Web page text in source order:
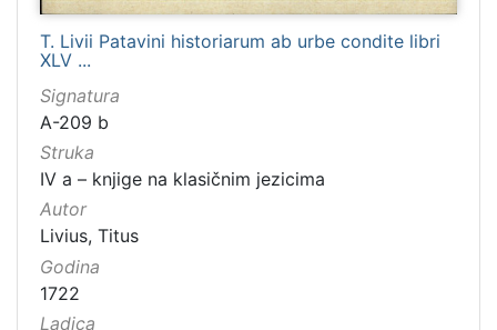
T. Livii Patavini historiarum ab urbe condite libri
XLV ...
Signatura
A-209 b
Struka
IV a – knjige na klasičnim jezicima
Autor
Livius, Titus
Godina
1722
Ladica